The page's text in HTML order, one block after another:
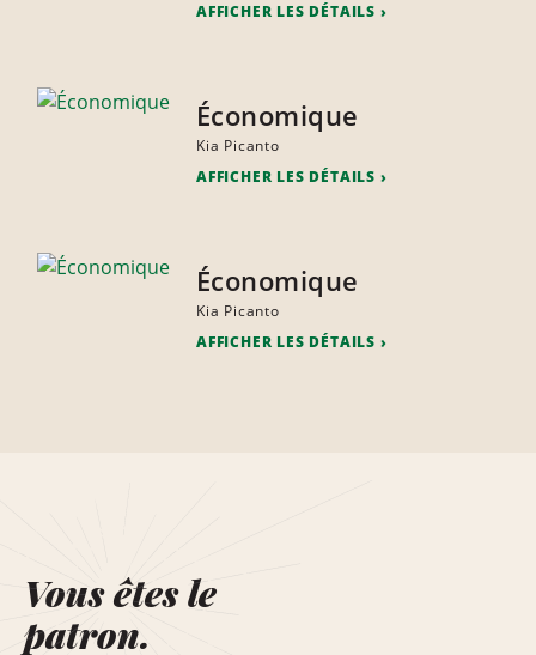
AFFICHER LES DÉTAILS
Économique
Kia Picanto
AFFICHER LES DÉTAILS
Économique
Kia Picanto
AFFICHER LES DÉTAILS
Vous êtes le
patron.